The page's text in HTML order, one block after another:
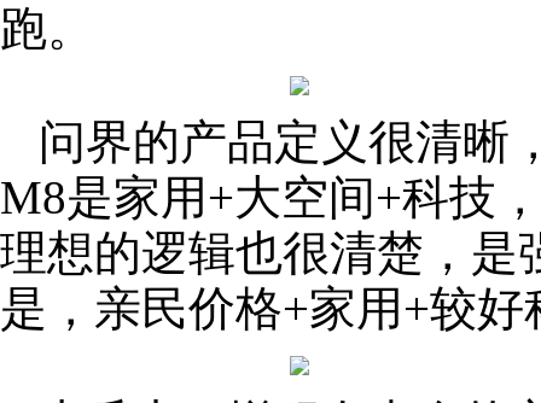
跑。
问界的产品定义很清晰
M8是家用+大空间+科技
理想的逻辑也很清楚，是
是，亲民价格+家用+较好